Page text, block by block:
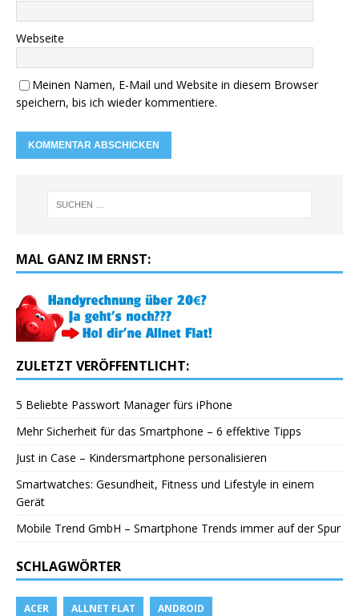
Webseite
Meinen Namen, E-Mail und Website in diesem Browser
speichern, bis ich wieder kommentiere.
MAL GANZ IM ERNST:
ZULETZT VERÖFFENTLICHT:
5 Beliebte Passwort Manager fürs iPhone
Mehr Sicherheit für das Smartphone – 6 effektive Tipps
Just in Case – Kindersmartphone personalisieren
Smartwatches: Gesundheit, Fitness und Lifestyle in einem
Gerät
Mobile Trend GmbH – Smartphone Trends immer auf der Spur
SCHLAGWÖRTER
ACER ALLNET FLAT ANDROID